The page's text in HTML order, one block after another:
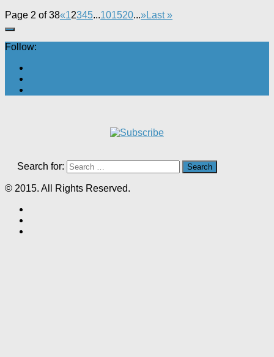
Page 2 of 38«12345...101520...»Last »
Follow:
Search for:
© 2015. All Rights Reserved.